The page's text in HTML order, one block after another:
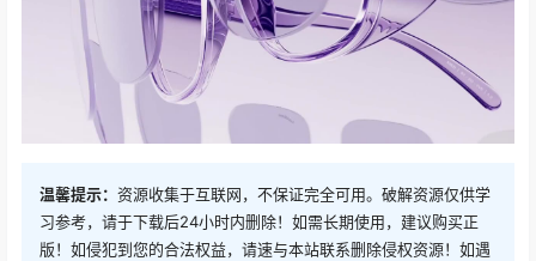
温馨提示： 资源收集于互联网，不保证完全可用。破解资源仅供学
习参考，请于下载后24小时内删除！如需长期使用，建议购买正
版！如侵犯到您的合法权益，请速与本站联系删除侵权资源！如遇